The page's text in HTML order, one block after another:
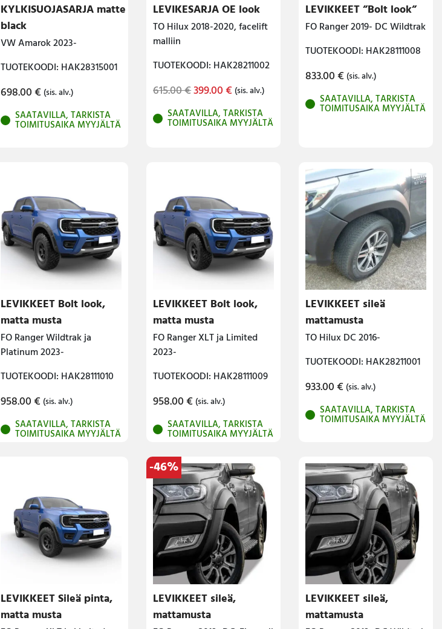
KYLKISUOJASARJA matte
black
VW Amarok 2023-
TUOTEKOODI: HAK28315001
698.00€ (sis. alv.)
SAATAVILLA, TARKISTA
TOIMITUSAIKA MYYJÄLTÄ
LEVIKESARJA OE look
TO Hilux 2018-2020, facelift
malliin
TUOTEKOODI: HAK28211002
615.00€Original
was:
399.00€Current
is:
(sis. alv.)
SAATAVILLA, TARKISTA
TOIMITUSAIKA MYYJÄLTÄ
LEVIKKEET ”Bolt look”
FO Ranger 2019- DC Wildtrak
TUOTEKOODI: HAK28111008
833.00€ (sis. alv.)
SAATAVILLA, TARKISTA
TOIMITUSAIKA MYYJÄLTÄ
LEVIKKEET Bolt look,
matta musta
FO Ranger Wildtrak ja
Platinum 2023-
TUOTEKOODI: HAK28111010
958.00€ (sis. alv.)
SAATAVILLA, TARKISTA
TOIMITUSAIKA MYYJÄLTÄ
LEVIKKEET Bolt look,
matta musta
FO Ranger XLT ja Limited
2023-
TUOTEKOODI: HAK28111009
958.00€ (sis. alv.)
SAATAVILLA, TARKISTA
TOIMITUSAIKA MYYJÄLTÄ
LEVIKKEET sileä
mattamusta
TO Hilux DC 2016-
TUOTEKOODI: HAK28211001
933.00€ (sis. alv.)
SAATAVILLA, TARKISTA
TOIMITUSAIKA MYYJÄLTÄ
LEVIKKEET Sileä pinta,
matta musta
-46%
LEVIKKEET sileä,
mattamusta
LEVIKKEET sileä,
mattamusta